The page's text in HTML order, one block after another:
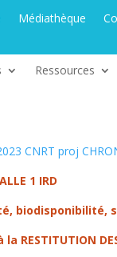
Médiathèque
Ressources
CNRT proj
1 IRD
biodisponibilité,
DES